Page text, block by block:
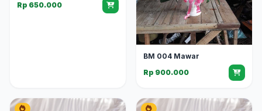
Rp 650.000
BM 004 Mawar
Rp 900.000